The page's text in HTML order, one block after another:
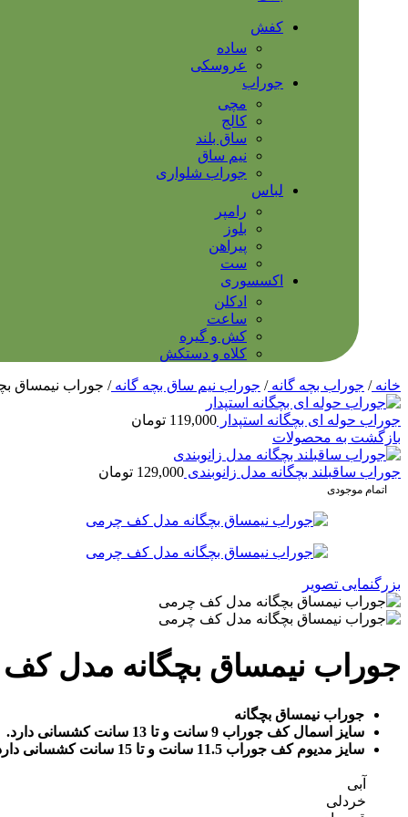
کفش
ساده
عروسکی
جوراب
مچی
کالج
ساق بلند
نیم ساق
جوراب شلواری
لباس
رامپر
بلوز
پیراهن
ست
اکسسوری
ادکلن
ساعت
کش و گیره
کلاه و دستکش
خانه/ جوراب بچه گانه/ جوراب نیم ساق بچه گانه/ جوراب نیمساق
جوراب حوله ای بچگانه استپدار 119,000 تومان
بازگشت به محصولات
جوراب ساقبلند بچگانه مدل زانوبندی 129,000 تومان
اتمام موجودی
بزرگنمایی تصویر
جوراب نیمساق بچگانه مدل
جوراب نیمساق بچگانه
سایز اسمال کف جوراب 9 سانت و تا 13 سانت کشسانی دارد.
سایز مدیوم کف جوراب 11.5 سانت و تا 15 سانت کشسانی دارد.
آبی
خردلی